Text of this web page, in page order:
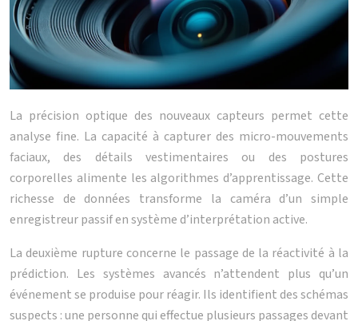
La précision optique des nouveaux capteurs permet cette
analyse fine. La capacité à capturer des micro-mouvements
faciaux, des détails vestimentaires ou des postures
corporelles alimente les algorithmes d’apprentissage. Cette
richesse de données transforme la caméra d’un simple
enregistreur passif en système d’interprétation active.
La deuxième rupture concerne le passage de la réactivité à la
prédiction. Les systèmes avancés n’attendent plus qu’un
événement se produise pour réagir. Ils identifient des schémas
suspects : une personne qui effectue plusieurs passages devant